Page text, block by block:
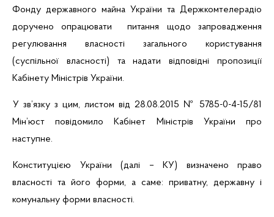
Фонду державного майна України та Держкомтелерадіо
доручено опрацювати питання щодо запровадження
регулювання власності загального користування
(суспільної власності) та надати відповідні пропозиції
Кабінету Міністрів України.
У зв’язку з цим, листом від 28.08.2015 № 5785-0-4-15/81
Мін’юст повідомило Кабінет Міністрів України про
наступне.
Конституцією України (далі – КУ) визначено право
власності та його форми, а саме: приватну, державну і
комунальну форми власності.